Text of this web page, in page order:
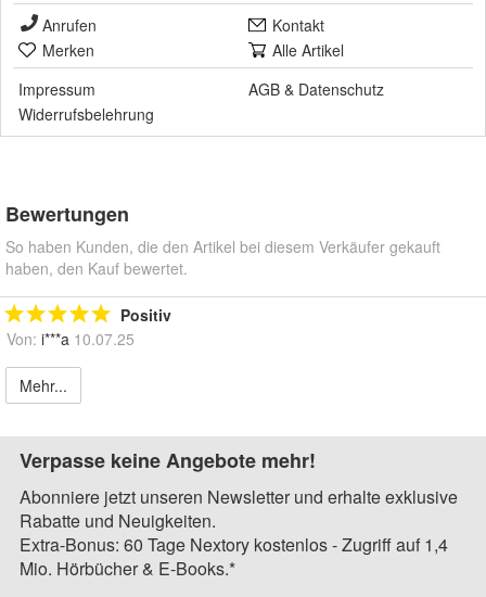
Anrufen
Kontakt
Merken
Alle Artikel
Impressum
AGB & Datenschutz
Widerrufsbelehrung
Bewertungen
So haben Kunden, die den Artikel bei diesem Verkäufer gekauft
haben, den Kauf bewertet.
Positiv
Von: i***a 10.07.25
Mehr...
Verpasse keine Angebote mehr!
Abonniere jetzt unseren Newsletter und erhalte exklusive
Rabatte und Neuigkeiten.
Extra-Bonus: 60 Tage Nextory kostenlos - Zugriff auf 1,4
Mio. Hörbücher & E-Books.*